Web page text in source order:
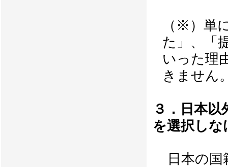
（※）単
た」、「
いった理
きません
３．日本
を選択し
日本の